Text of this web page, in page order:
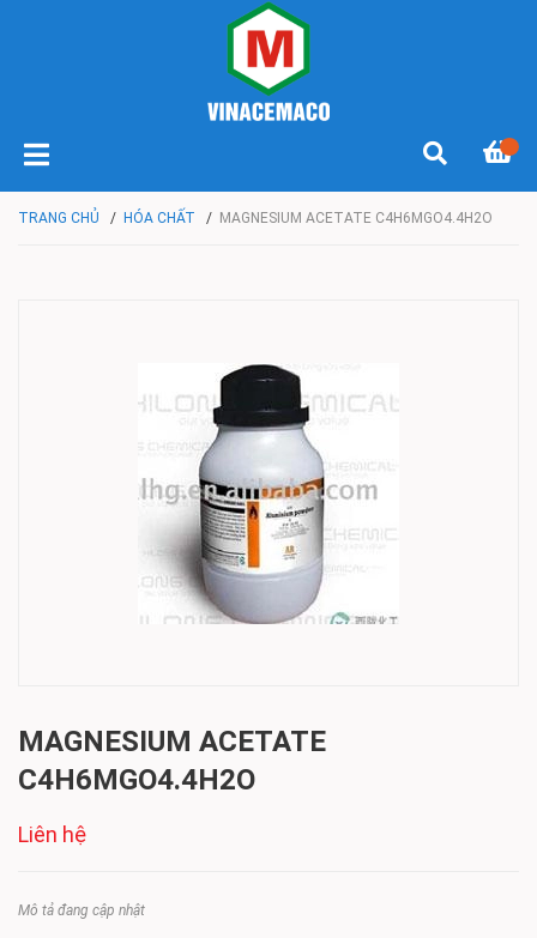
TRANG CHỦ / HÓA CHẤT / MAGNESIUM ACETATE C4H6MGO4.4H2O
MAGNESIUM ACETATE
C4H6MGO4.4H2O
Liên hệ
Mô tả đang cập nhật